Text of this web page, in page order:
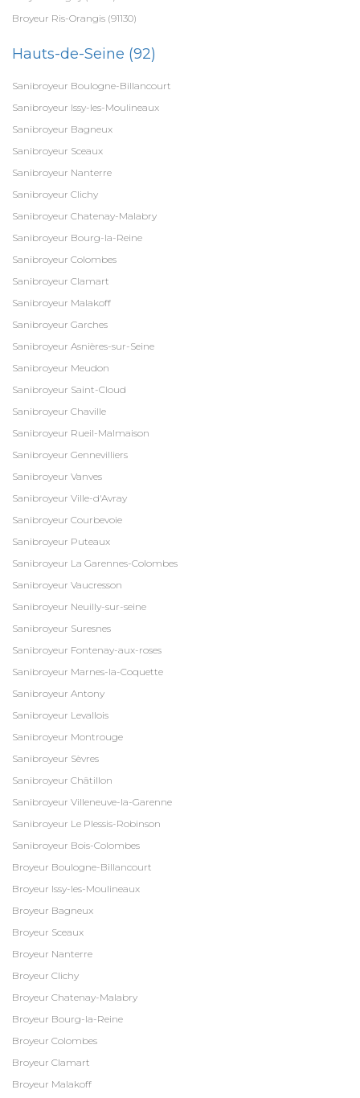
Broyeur Ris-Orangis (91130)
Hauts-de-Seine (92)
Sanibroyeur Boulogne-Billancourt
Sanibroyeur Issy-les-Moulineaux
Sanibroyeur Bagneux
Sanibroyeur Sceaux
Sanibroyeur Nanterre
Sanibroyeur Clichy
Sanibroyeur Chatenay-Malabry
Sanibroyeur Bourg-la-Reine
Sanibroyeur Colombes
Sanibroyeur Clamart
Sanibroyeur Malakoff
Sanibroyeur Garches
Sanibroyeur Asnières-sur-Seine
Sanibroyeur Meudon
Sanibroyeur Saint-Cloud
Sanibroyeur Chaville
Sanibroyeur Rueil-Malmaison
Sanibroyeur Gennevilliers
Sanibroyeur Vanves
Sanibroyeur Ville-d'Avray
Sanibroyeur Courbevoie
Sanibroyeur Puteaux
Sanibroyeur La Garennes-Colombes
Sanibroyeur Vaucresson
Sanibroyeur Neuilly-sur-seine
Sanibroyeur Suresnes
Sanibroyeur Fontenay-aux-roses
Sanibroyeur Marnes-la-Coquette
Sanibroyeur Antony
Sanibroyeur Levallois
Sanibroyeur Montrouge
Sanibroyeur Sèvres
Sanibroyeur Châtillon
Sanibroyeur Villeneuve-la-Garenne
Sanibroyeur Le Plessis-Robinson
Sanibroyeur Bois-Colombes
Broyeur Boulogne-Billancourt
Broyeur Issy-les-Moulineaux
Broyeur Bagneux
Broyeur Sceaux
Broyeur Nanterre
Broyeur Clichy
Broyeur Chatenay-Malabry
Broyeur Bourg-la-Reine
Broyeur Colombes
Broyeur Clamart
Broyeur Malakoff